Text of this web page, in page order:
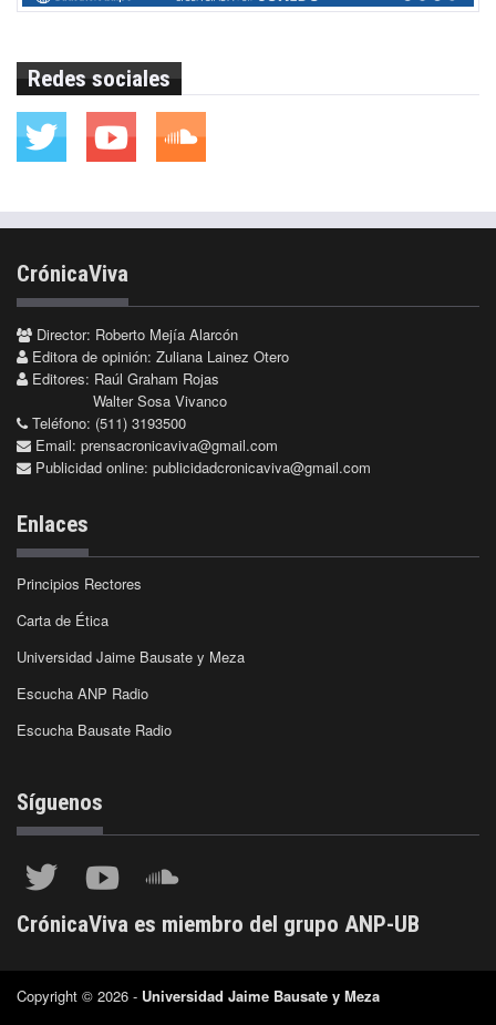
Redes sociales
CrónicaViva
Director: Roberto Mejía Alarcón
Editora de opinión: Zuliana Lainez Otero
Editores: Raúl Graham Rojas
Walter Sosa Vivanco
Teléfono: (511) 3193500
Email: prensacronicaviva@gmail.com
Publicidad online: publicidadcronicaviva@gmail.com
Enlaces
Principios Rectores
Carta de Ética
Universidad Jaime Bausate y Meza
Escucha ANP Radio
Escucha Bausate Radio
Síguenos
CrónicaViva es miembro del grupo ANP-UB
Copyright © 2026 - Universidad Jaime Bausate y Meza